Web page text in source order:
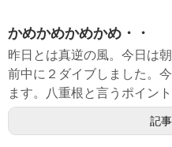
かめかめかめかめ・・
昨日とは真逆の風。今日は
前中に２ダイブしました。
ます。八重根と言うポイン
記